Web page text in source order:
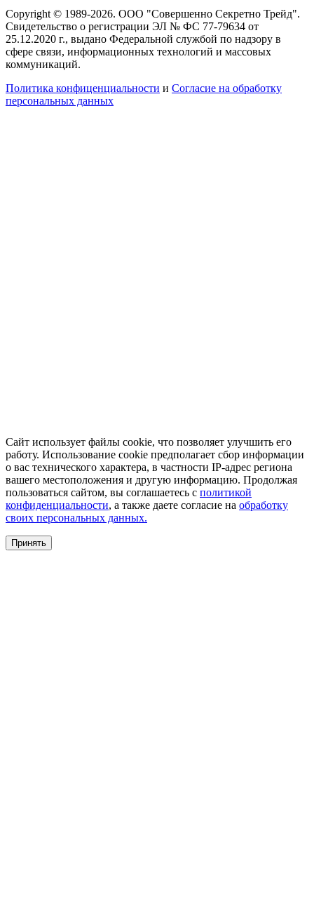
Copyright © 1989-2026. ООО "Совершенно Секретно Трейд".
Свидетельство о регистрации ЭЛ № ФС 77-79634 от
25.12.2020 г., выдано Федеральной службой по надзору в
сфере связи, информационных технологий и массовых
коммуникаций.
Политика конфиценциальности и Согласие на обработку
персональных данных
Сайт использует файлы cookie, что позволяет улучшить его
работу. Использование cookie предполагает сбор информации
о вас технического характера, в частности IP-адрес региона
вашего местоположения и другую информацию. Продолжая
пользоваться сайтом, вы соглашаетесь с политикой
конфиденциальности, а также даете согласие на обработку
своих персональных данных.
Принять